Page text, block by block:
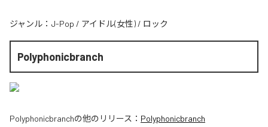
ジャンル： J-Pop / アイドル(女性) / ロック
Polyphonicbranch
Polyphonicbranchの他のリリース： Polyphonicbranch